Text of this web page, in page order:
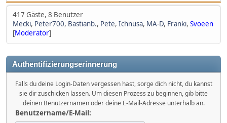
417 Gäste, 8 Benutzer
Mecki, Peter700, Bastianb., Pete, Ichnusa, MA-D, Franki, Svoeen
[Moderator]
Authentifizierungserinnerung
Falls du deine Login-Daten vergessen hast, sorge dich nicht, du kannst
sie dir zuschicken lassen. Um diesen Prozess zu beginnen, gib bitte
deinen Benutzernamen oder deine E-Mail-Adresse unterhalb an.
Benutzername/E-Mail: